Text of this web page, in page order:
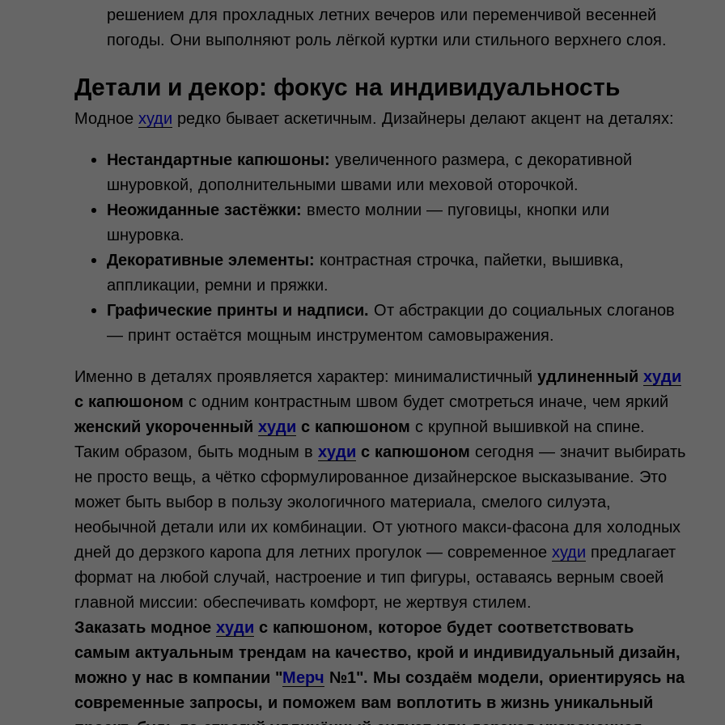
решением для прохладных летних вечеров или переменчивой весенней
погоды. Они выполняют роль лёгкой куртки или стильного верхнего слоя.
Детали и декор: фокус на индивидуальность
Модное худи редко бывает аскетичным. Дизайнеры делают акцент на деталях:
Нестандартные капюшоны: увеличенного размера, с декоративной
шнуровкой, дополнительными швами или меховой оторочкой.
Неожиданные застёжки: вместо молнии — пуговицы, кнопки или
шнуровка.
Декоративные элементы: контрастная строчка, пайетки, вышивка,
аппликации, ремни и пряжки.
Графические принты и надписи. От абстракции до социальных слоганов
— принт остаётся мощным инструментом самовыражения.
Именно в деталях проявляется характер: минималистичный удлиненный худи
с капюшоном с одним контрастным швом будет смотреться иначе, чем яркий
женский укороченный худи с капюшоном с крупной вышивкой на спине.
Таким образом, быть модным в худи с капюшоном сегодня — значит выбирать
не просто вещь, а чётко сформулированное дизайнерское высказывание. Это
может быть выбор в пользу экологичного материала, смелого силуэта,
необычной детали или их комбинации. От уютного макси-фасона для холодных
дней до дерзкого каропа для летних прогулок — современное худи предлагает
формат на любой случай, настроение и тип фигуры, оставаясь верным своей
главной миссии: обеспечивать комфорт, не жертвуя стилем.
Заказать модное худи с капюшоном, которое будет соответствовать
самым актуальным трендам на качество, крой и индивидуальный дизайн,
можно у нас в компании "Мерч №1". Мы создаём модели, ориентируясь на
современные запросы, и поможем вам воплотить в жизнь уникальный